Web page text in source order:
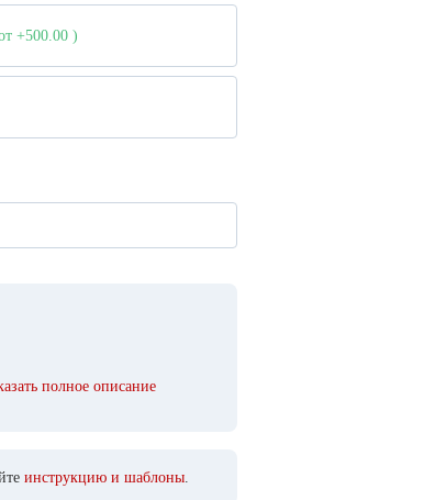
+500.00 )
полное описание
инструкцию и шаблоны